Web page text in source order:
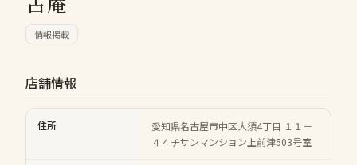
情報掲載
店舗情報
住所
愛知県名古屋市中区大須4丁目 １１－
４４チサンマンション上前津503号室